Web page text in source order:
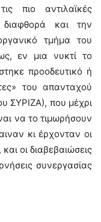
πιο αντιλαϊκές
διαφθορά και την
τμήμα του
εν μια νυκτί το
προοδευτικό ή
του απανταχού
ΣΥΡΙΖΑ), που μέχρι
να το τιμωρήσουν
κι έρχονταν οι
οι διαβεβαιώσεις
συνεργασίας